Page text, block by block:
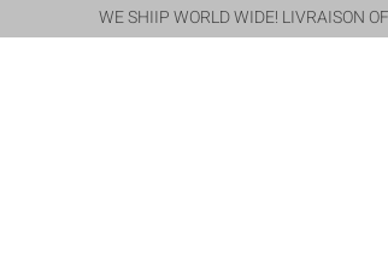
WE SHIIP WORLD WIDE! LIVRAISON